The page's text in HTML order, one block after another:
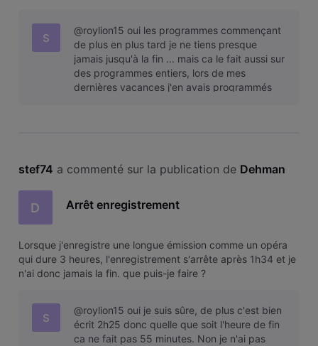
S
@roylion15 oui les programmes commençant
de plus en plus tard je ne tiens presque
jamais jusqu'à la fin ... mais ca le fait aussi sur
des programmes entiers, lors de mes
dernières vacances j'en avais programmés
stef74 a commenté sur la publication de Dehman
D Arrêt enregistrement
Lorsque j'enregistre une longue émission comme un opéra
qui dure 3 heures, l'enregistrement s'arrête après 1h34 et je
n'ai donc jamais la fin. que puis-je faire ?
S
@roylion15 oui je suis sûre, de plus c'est bien
écrit 2h25 donc quelle que soit l'heure de fin
ca ne fait pas 55 minutes. Non je n'ai pas